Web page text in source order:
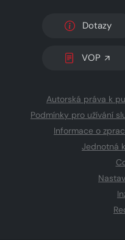
Dotazy
VOP
Autorská práva k
Podmínky pro užívání
Informace o
Jednotná